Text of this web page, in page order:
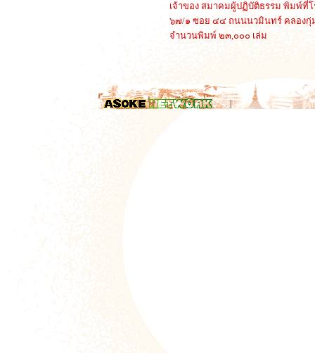
เจ้าของ สมาคมผู้ปฏิบัติธรรม พิมพ์ที่
๖๗/๑ ซอย ๔๔ ถนนนวมินทร์ คลองกุ่
จำนวนพิมพ์ ๒๓,๐๐๐ เล่ม
.|